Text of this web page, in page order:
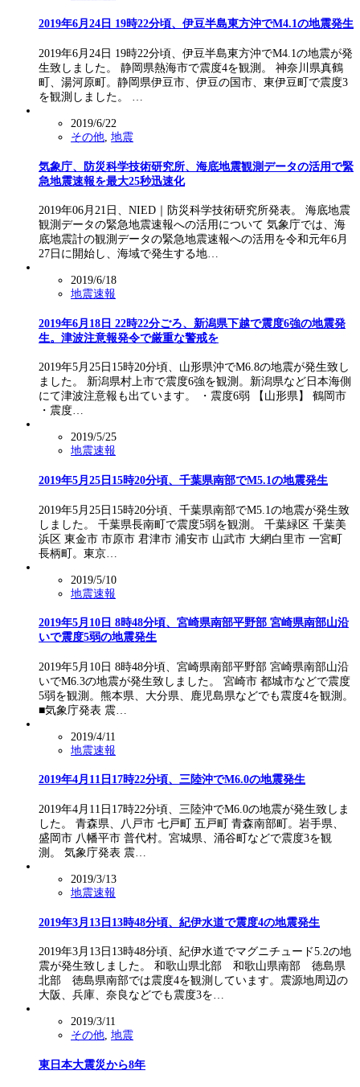
2019年6月24日 19時22分頃、伊豆半島東方沖でM4.1の地震発生
2019年6月24日 19時22分頃、伊豆半島東方沖でM4.1の地震が発
生致しました。 静岡県熱海市で震度4を観測。 神奈川県真鶴
町、湯河原町。静岡県伊豆市、伊豆の国市、東伊豆町で震度3
を観測しました。 …
2019/6/22
その他 地震
気象庁、防災科学技術研究所、海底地震観測データの活用で緊
急地震速報を最大25秒迅速化
2019年06月21日、NIED｜防災科学技術研究所発表。 海底地震
観測データの緊急地震速報への活用について 気象庁では、海
底地震計の観測データの緊急地震速報への活用を令和元年6月
27日に開始し、海域で発生する地…
2019/6/18
地震速報
2019年6月18日 22時22分ごろ、新潟県下越で震度6強の地震発
生。津波注意報発令で厳重な警戒を
2019年5月25日15時20分頃、山形県沖でM6.8の地震が発生致し
ました。 新潟県村上市で震度6強を観測。新潟県など日本海側
にて津波注意報も出ています。 ・震度6弱 【山形県】 鶴岡市
・震度…
2019/5/25
地震速報
2019年5月25日15時20分頃、千葉県南部でM5.1の地震発生
2019年5月25日15時20分頃、千葉県南部でM5.1の地震が発生致
しました。 千葉県長南町で震度5弱を観測。 千葉緑区 千葉美
浜区 東金市 市原市 君津市 浦安市 山武市 大網白里市 一宮町
長柄町。東京…
2019/5/10
地震速報
2019年5月10日 8時48分頃、宮崎県南部平野部 宮崎県南部山沿
いで震度5弱の地震発生
2019年5月10日 8時48分頃、宮崎県南部平野部 宮崎県南部山沿
いでM6.3の地震が発生致しました。 宮崎市 都城市などで震度
5弱を観測。熊本県、大分県、鹿児島県などでも震度4を観測。
■気象庁発表 震…
2019/4/11
地震速報
2019年4月11日17時22分頃、三陸沖でM6.0の地震発生
2019年4月11日17時22分頃、三陸沖でM6.0の地震が発生致しま
した。 青森県、八戸市 七戸町 五戸町 青森南部町。岩手県、
盛岡市 八幡平市 普代村。宮城県、涌谷町などで震度3を観
測。 気象庁発表 震…
2019/3/13
地震速報
2019年3月13日13時48分頃、紀伊水道で震度4の地震発生
2019年3月13日13時48分頃、紀伊水道でマグニチュード5.2の地
震が発生致しました。 和歌山県北部 和歌山県南部 徳島県
北部 徳島県南部では震度4を観測しています。震源地周辺の
大阪、兵庫、奈良などでも震度3を…
2019/3/11
その他, 地震
東日本大震災から8年